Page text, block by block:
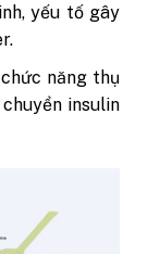
yếu tố gây
năng thụ
insulin